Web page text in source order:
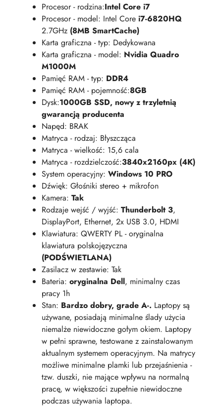
Procesor - rodzina:Intel Core i7
Procesor - model: Intel Core i7-6820HQ
2.7GHz (8MB SmartCache)
Karta graficzna - typ: Dedykowana
Karta graficzna - model: Nvidia Quadro
M1000M
Pamięć RAM - typ: DDR4
Pamięć RAM - pojemność:8GB
Dysk:1000GB SSD, nowy z trzyletnią
gwarancją producenta
Napęd: BRAK
Matryca - rodzaj: Błyszcząca
Matryca - wielkość: 15,6 cala
Matryca - rozdzielczość:3840x2160px (4K)
System operacyjny: Windows 10 PRO
Dźwięk: Głośniki stereo + mikrofon
Kamera: Tak
Rodzaje wejść / wyjść: Thunderbolt 3,
DisplayPort, Ethernet, 2x USB 3.0, HDMI
Klawiatura: QWERTY PL - oryginalna
klawiatura polskojęzyczna
(PODŚWIETLANA)
Zasilacz w zestawie: Tak
Bateria: oryginalna Dell, minimalny czas
pracy 1h
Stan: Bardzo dobry, grade A-. Laptopy są
używane, posiadają minimalne ślady użycia
niemalże niewidoczne gołym okiem. Laptopy
w pełni sprawne, testowane z zainstalowanym
aktualnym systemem operacyjnym. Na matrycy
możliwe minimalne plamki lub przejaśnienia -
tzw. duszki, nie mające wpływu na normalną
pracę, w większości zupełnie niewidoczne
podczas używania laptopa.